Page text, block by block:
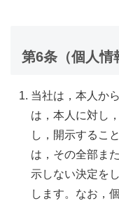
第6条（個人情
当社は，本人か
は，本人に対し
し，開示するこ
は，その全部ま
示しない決定を
します。なお，